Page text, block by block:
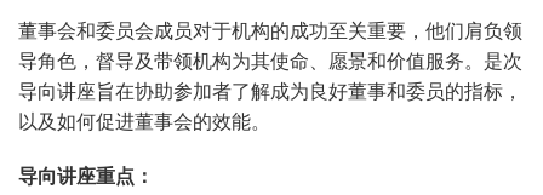
董事会和委员会成员对于机构的成功至关重要，他们肩负领
导角色，督导及带领机构为其使命、愿景和价值服务。是次
导向讲座旨在协助参加者了解成为良好董事和委员的指标，
以及如何促进董事会的效能。
导向讲座重点：